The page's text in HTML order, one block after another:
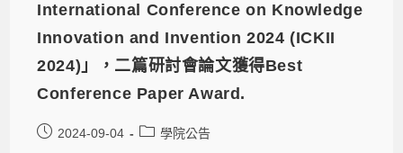
International Conference on Knowledge
Innovation and Invention 2024 (ICKII
2024)」，二篇研討會論文獲得Best
Conference Paper Award.
2024-09-04 學院公告